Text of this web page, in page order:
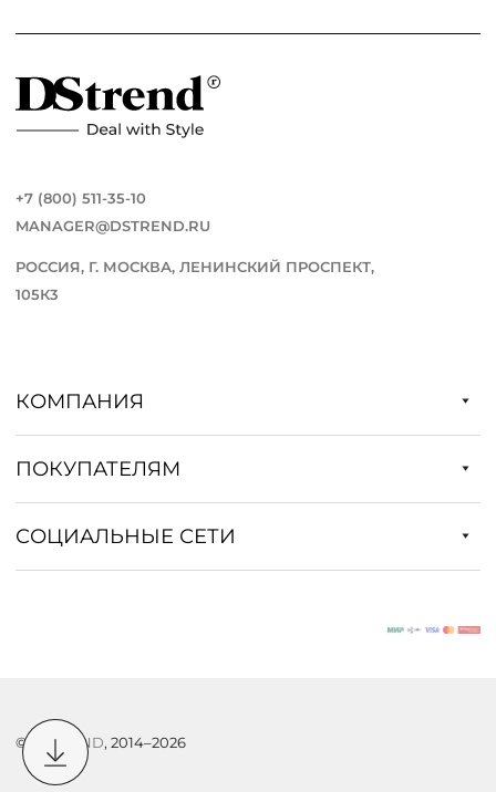
+7 (800) 511-35-10
MANAGER@DSTREND.RU
РОССИЯ, Г. МОСКВА, ЛЕНИНСКИЙ ПРОСПЕКТ,
105К3
КОМПАНИЯ
ПОКУПАТЕЛЯМ
СОЦИАЛЬНЫЕ СЕТИ
© DSTREND, 2014–2026